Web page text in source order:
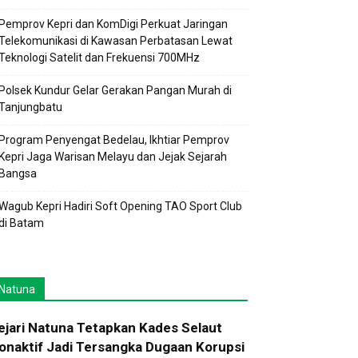
Kepri dan KomDigi Perkuat Jaringan
di Kawasan Perbatasan Lewat
Satelit dan Frekuensi 700MHz
Kundur Gelar Gerakan Pangan Murah di
Penyengat Bedelau, Ikhtiar Pemprov
Jaga Warisan Melayu dan Jejak Sejarah
Kepri Hadiri Soft Opening TAO Sport Club
Batam
Natuna Tetapkan Kades Selaut
Jadi Tersangka Dugaan Korupsi